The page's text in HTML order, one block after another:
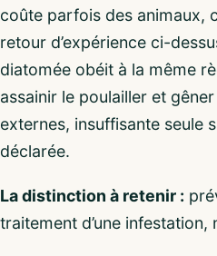
coûte parfois des animaux,
retour d’expérience ci-
diatomée obéit à la même
assainir le poulailler et
externes, insuffisante seule
déclarée.
La distinction à retenir :
traitement d’une infestation,